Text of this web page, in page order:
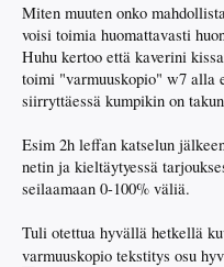
Miten muuten onko
voisi toimia huomattavasti
Huhu kertoo että kaverini
toimi "varmuuskopio" w7 alla
siirryttäessä kumpikin on
Esim 2h leffan katselun
netin ja kieltäytyessä
seilaamaan 0-100% väliä.
Tuli otettua hyvällä hetkellä
varmuuskopio tekstitys osu